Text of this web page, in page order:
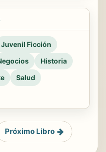
Juvenil Ficción
Historia
Salud
Próximo Libro